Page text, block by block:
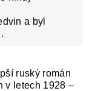
a byl
ruský román
v letech 1928 –